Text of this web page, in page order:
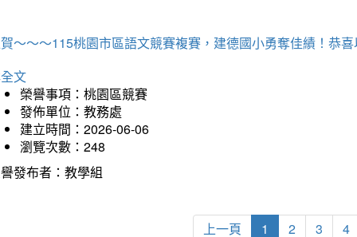
～～～115桃園市區語文競賽複賽，建德國小勇奪佳績！恭
文
榮譽事項：桃園區競賽
發佈單位：教務處
建立時間：2026-06-06
瀏覽次數：248
發布者：教學組
上一頁 1 2 3 4